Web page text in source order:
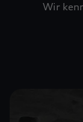
Wir